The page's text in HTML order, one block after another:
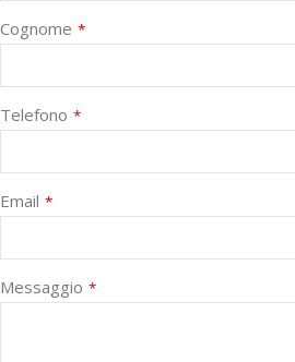
Cognome *
Telefono *
Email *
Messaggio *